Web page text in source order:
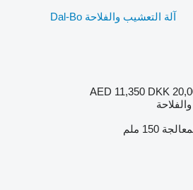
آلة التعشيب والفلاحة Dal-Bo
DKK
150 ملم